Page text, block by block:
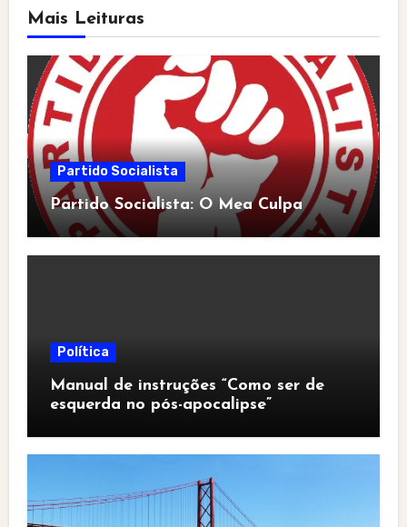
Mais Leituras
Partido Socialista
Partido Socialista: O Mea Culpa
Política
Manual de instruções “Como ser de
esquerda no pós-apocalipse”